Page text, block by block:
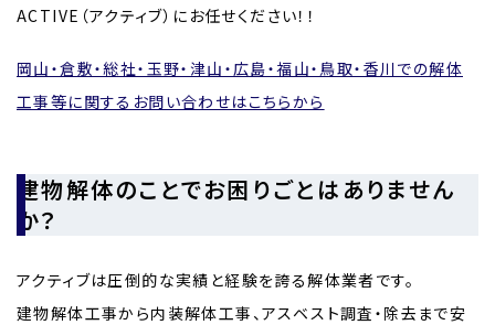
ACTIVE（アクティブ）にお任せください！！
岡山・倉敷・総社・玉野・津山・広島・福山・鳥取・香川での解体
工事等に関するお問い合わせはこちらから
建物解体のことでお困りごとはありません
か？
アクティブは圧倒的な実績と経験を誇る解体業者です。
建物解体工事から内装解体工事、アスベスト調査・除去まで安